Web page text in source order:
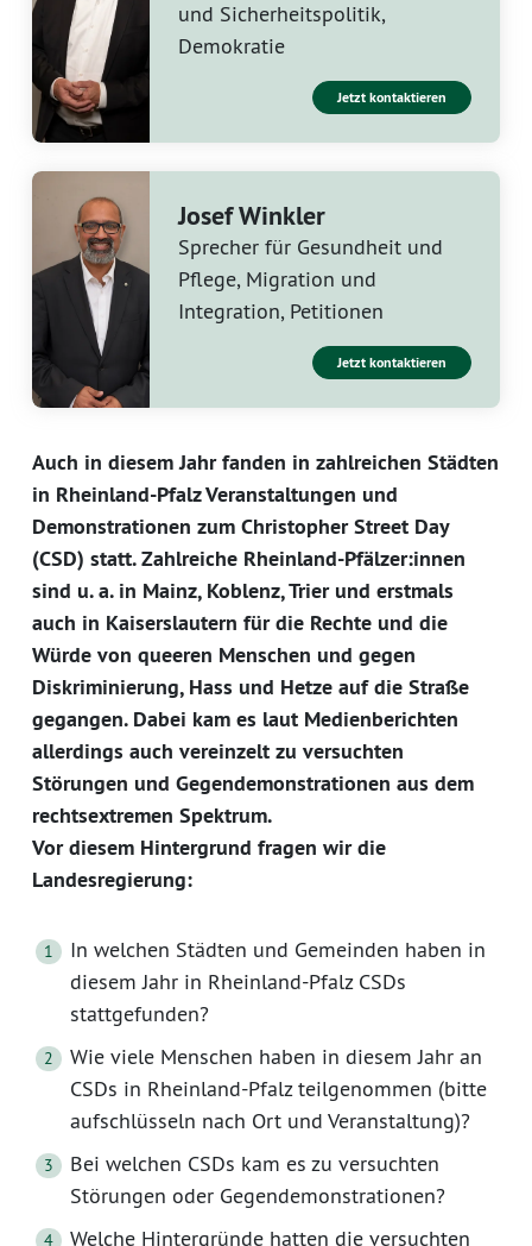
und Sicherheitspolitik,
Demokratie
Jetzt kontaktieren
Josef Winkler
Sprecher für Gesundheit und
Pflege, Migration und
Integration, Petitionen
Jetzt kontaktieren
Auch in diesem Jahr fanden in zahlreichen Städten
in Rheinland-Pfalz Veranstaltungen und
Demonstrationen zum Christopher Street Day
(CSD) statt. Zahlreiche Rheinland-Pfälzer:innen
sind u. a. in Mainz, Koblenz, Trier und erstmals
auch in Kaiserslautern für die Rechte und die
Würde von queeren Menschen und gegen
Diskriminierung, Hass und Hetze auf die Straße
gegangen. Dabei kam es laut Medienberichten
allerdings auch vereinzelt zu versuchten
Störungen und Gegendemonstrationen aus dem
rechtsextremen Spektrum.
Vor diesem Hintergrund fragen wir die
Landesregierung:
In welchen Städten und Gemeinden haben in
diesem Jahr in Rheinland-Pfalz CSDs
stattgefunden?
Wie viele Menschen haben in diesem Jahr an
CSDs in Rheinland-Pfalz teilgenommen (bitte
aufschlüsseln nach Ort und Veranstaltung)?
Bei welchen CSDs kam es zu versuchten
Störungen oder Gegendemonstrationen?
Welche Hintergründe hatten die versuchten